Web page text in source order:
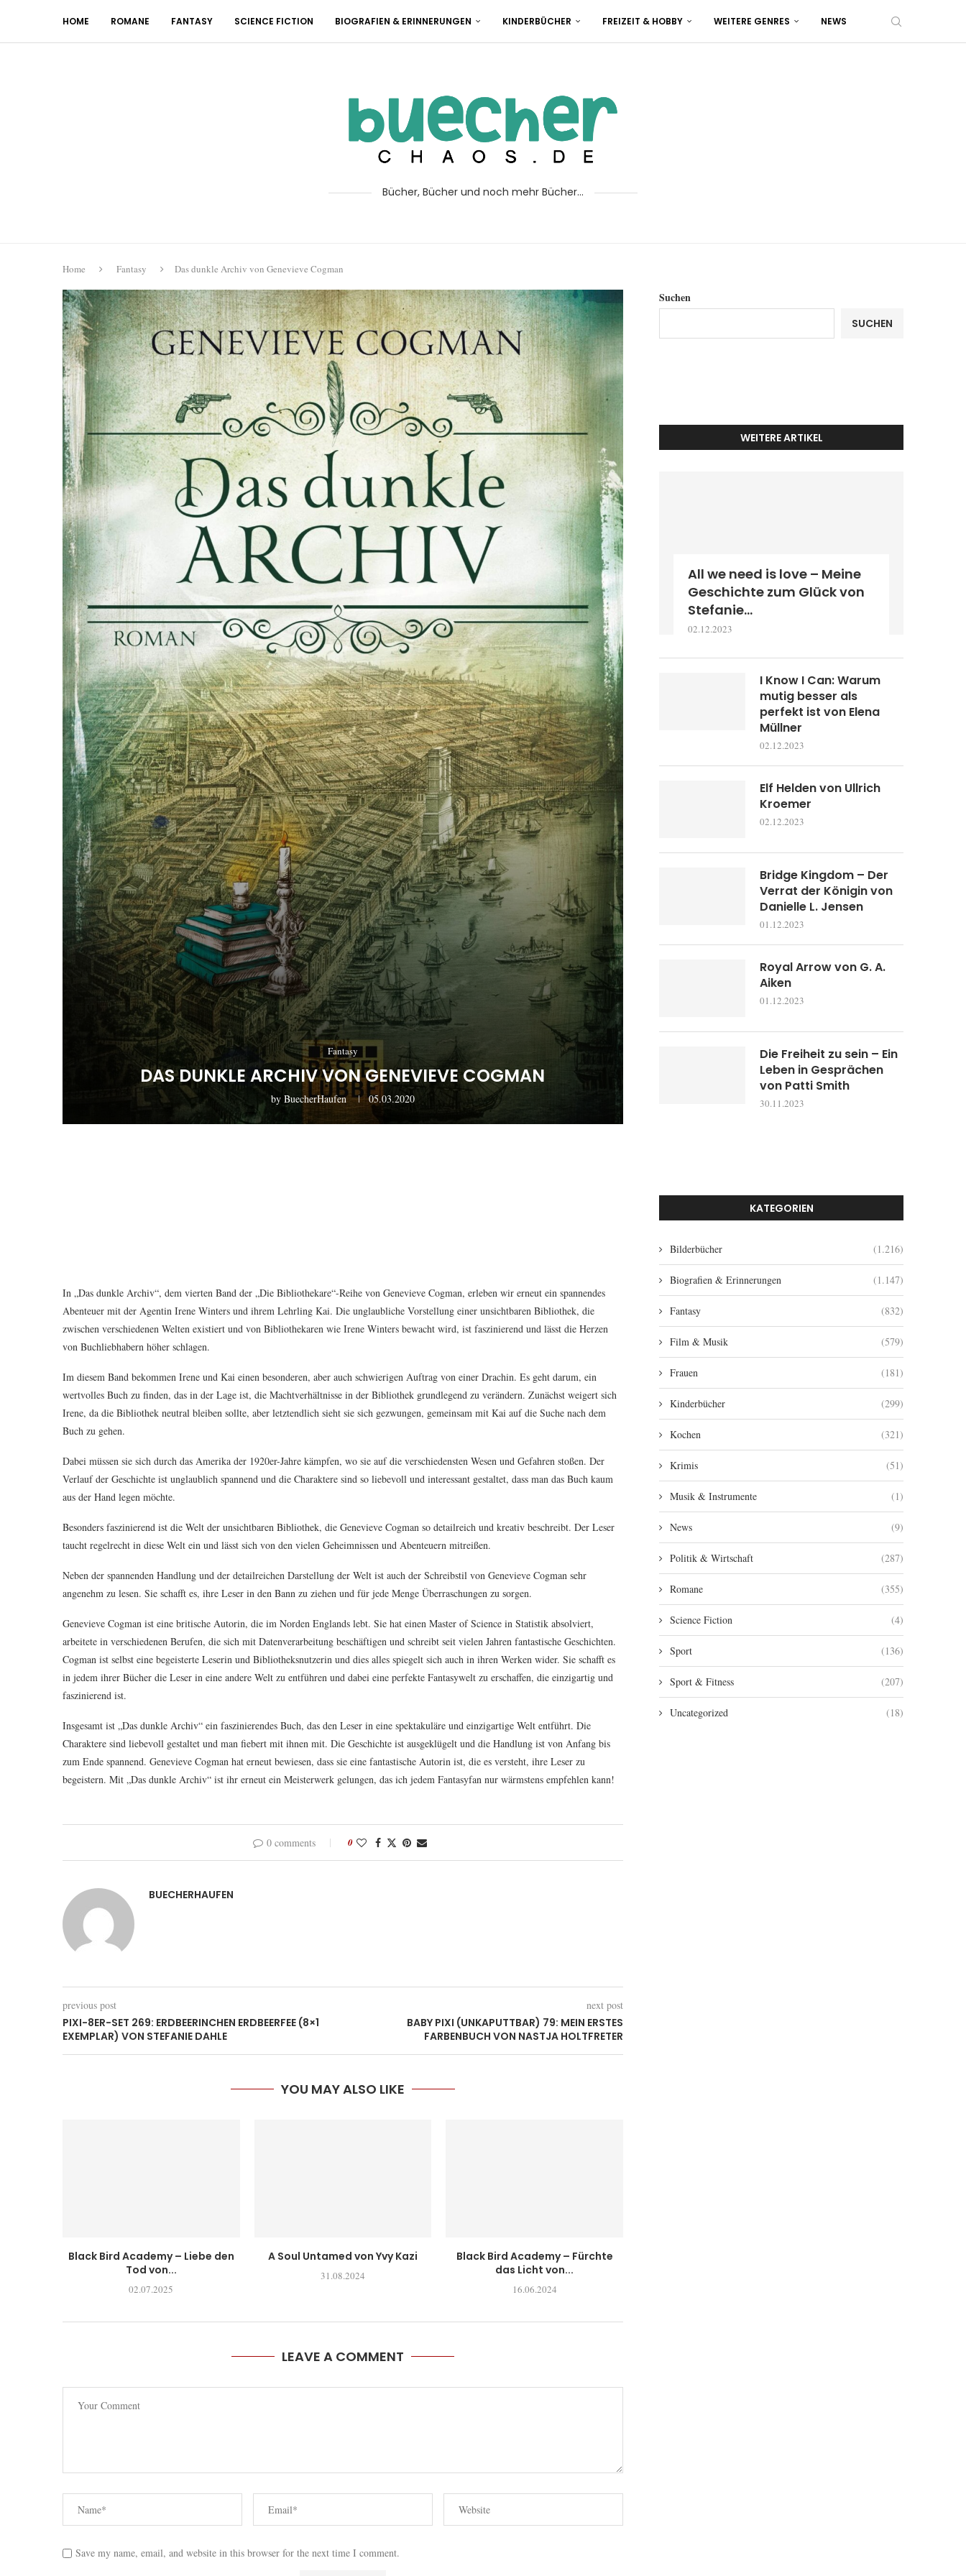
HOME ROMANE FANTASY SCIENCE FICTION BIOGRAFIEN & ERINNERUNGEN KINDERBÜCHER FREIZEIT & HOBBY WEITERE GENRES NEWS
Bücher, Bücher und noch mehr Bücher...
Home Fantasy Das dunkle Archiv von Genevieve Cogman
Fantasy
DAS DUNKLE ARCHIV VON GENEVIEVE COGMAN
by BuecherHaufen 05.03.2020
In „Das dunkle Archiv“, dem vierten Band der „Die Bibliothekare“-Reihe von Genevieve Cogman, erleben wir erneut ein spannendes
Abenteuer mit der Agentin Irene Winters und ihrem Lehrling Kai. Die unglaubliche Vorstellung einer unsichtbaren Bibliothek, die
zwischen verschiedenen Welten existiert und von Bibliothekaren wie Irene Winters bewacht wird, ist faszinierend und lässt die Herzen
von Buchliebhabern höher schlagen.
Im diesem Band bekommen Irene und Kai einen besonderen, aber auch schwierigen Auftrag von einer Drachin. Es geht darum, ein
wertvolles Buch zu finden, das in der Lage ist, die Machtverhältnisse in der Bibliothek grundlegend zu verändern. Zunächst weigert sich
Irene, da die Bibliothek neutral bleiben sollte, aber letztendlich sieht sie sich gezwungen, gemeinsam mit Kai auf die Suche nach dem
Buch zu gehen.
Dabei müssen sie sich durch das Amerika der 1920er-Jahre kämpfen, wo sie auf die verschiedensten Wesen und Gefahren stoßen. Der
Verlauf der Geschichte ist unglaublich spannend und die Charaktere sind so liebevoll und interessant gestaltet, dass man das Buch kaum
aus der Hand legen möchte.
Besonders faszinierend ist die Welt der unsichtbaren Bibliothek, die Genevieve Cogman so detailreich und kreativ beschreibt. Der Leser
taucht regelrecht in diese Welt ein und lässt sich von den vielen Geheimnissen und Abenteuern mitreißen.
Neben der spannenden Handlung und der detailreichen Darstellung der Welt ist auch der Schreibstil von Genevieve Cogman sehr
angenehm zu lesen. Sie schafft es, ihre Leser in den Bann zu ziehen und für jede Menge Überraschungen zu sorgen.
Genevieve Cogman ist eine britische Autorin, die im Norden Englands lebt. Sie hat einen Master of Science in Statistik absolviert,
arbeitete in verschiedenen Berufen, die sich mit Datenverarbeitung beschäftigen und schreibt seit vielen Jahren fantastische Geschichten.
Cogman ist selbst eine begeisterte Leserin und Bibliotheksnutzerin und dies alles spiegelt sich auch in ihren Werken wider. Sie schafft es
in jedem ihrer Bücher die Leser in eine andere Welt zu entführen und dabei eine perfekte Fantasywelt zu erschaffen, die einzigartig und
faszinierend ist.
Insgesamt ist „Das dunkle Archiv“ ein faszinierendes Buch, das den Leser in eine spektakuläre und einzigartige Welt entführt. Die
Charaktere sind liebevoll gestaltet und man fiebert mit ihnen mit. Die Geschichte ist ausgeklügelt und die Handlung ist von Anfang bis
zum Ende spannend. Genevieve Cogman hat erneut bewiesen, dass sie eine fantastische Autorin ist, die es versteht, ihre Leser zu
begeistern. Mit „Das dunkle Archiv“ ist ihr erneut ein Meisterwerk gelungen, das ich jedem Fantasyfan nur wärmstens empfehlen kann!
0 comments 0
BUECHERHAUFEN
previous post
PIXI-8ER-SET 269: ERDBEERINCHEN ERDBEERFEE (8×1
EXEMPLAR) VON STEFANIE DAHLE
next post
BABY PIXI (UNKAPUTTBAR) 79: MEIN ERSTES
FARBENBUCH VON NASTJA HOLTFRETER
YOU MAY ALSO LIKE
Black Bird Academy – Liebe den
Tod von...
02.07.2025
A Soul Untamed von Yvy Kazi
31.08.2024
Black Bird Academy – Fürchte
das Licht von...
16.06.2024
LEAVE A COMMENT
Save my name, email, and website in this browser for the next time I comment.
Suchen
SUCHEN
WEITERE ARTIKEL
All we need is love – Meine
Geschichte zum Glück von
Stefanie...
02.12.2023
I Know I Can: Warum
mutig besser als
perfekt ist von Elena
Müllner
02.12.2023
Elf Helden von Ullrich
Kroemer
02.12.2023
Bridge Kingdom – Der
Verrat der Königin von
Danielle L. Jensen
01.12.2023
Royal Arrow von G. A.
Aiken
01.12.2023
Die Freiheit zu sein – Ein
Leben in Gesprächen
von Patti Smith
30.11.2023
KATEGORIEN
Bilderbücher (1.216)
Biografien & Erinnerungen (1.147)
Fantasy (832)
Film & Musik (579)
Frauen (181)
Kinderbücher (299)
Kochen (321)
Krimis (51)
Musik & Instrumente (1)
News (9)
Politik & Wirtschaft (287)
Romane (355)
Science Fiction (4)
Sport (136)
Sport & Fitness (207)
Uncategorized (18)